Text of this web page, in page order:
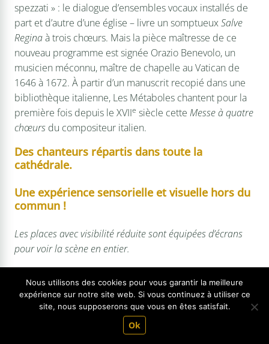
spezzati » : le dialogue d’ensembles vocaux installés de
part et d’autre d’une église – livre un somptueuxSalve
Reginaà trois chœurs. Mais la pièce maîtresse de ce
nouveau programme est signée Orazio Benevolo, un
musicien méconnu, maître de chapelle au Vatican de
1646 à 1672. À partir d’un manuscrit recopié dans une
bibliothèque italienne, Les Métaboles chantent pour la
première fois depuis le XVIIe siècle cette Messe à quatre
chœurs du compositeur italien.
Des chanteurs répartis dans toute la
cathédrale.
Une expérience sensorielle et visuelle hors du
commun !
Les places avec visibilité réduite sont équipées d’écrans
pour voir la scène en entier.
(*) Sur présentation d'un justificatif.
© Choeur du Festival de Musique Sacrée -
Nous utilisons des cookies pour vous garantir la meilleure
expérience sur notre site web. Si vous continuez à utiliser ce
site, nous supposerons que vous en êtes satisfait.
Ok